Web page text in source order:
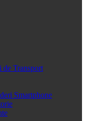
de Transport
Smartphone